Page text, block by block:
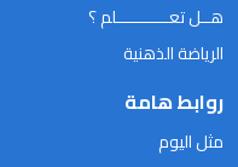
هــل تعـــــــــــلم ؟
الرياضة الذهنية
روابط هامة
مثل اليوم